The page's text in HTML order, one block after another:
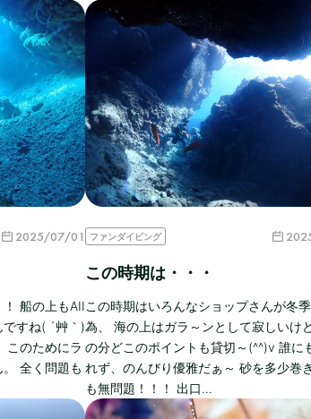
2025/07/01
船の上もAII
すね( ´艸｀)
このためにラ
全く問題も
ファンダイビング
この時期は・・・
この時期はいろんなショップさんが冬
為、 海の上はガラ～ンとして寂しいけ
の分どこのポイントも貸切～(^^)v 誰に
れず、のんびり優雅だぁ～ 砂を多少巻
も無問題！！！ 出口…